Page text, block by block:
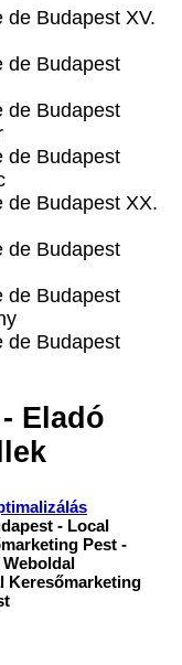
de Budapest XV.
de Budapest
de Budapest
de Budapest
de Budapest XX.
de Budapest
de Budapest
de Budapest
Eladó
- Local
Pest -
Keresőmarketing